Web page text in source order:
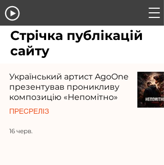
Стрічка публікацій
сайту
Український артист AgoOne
презентував проникливу
композицію «Непомітно»
ПРЕСРЕЛІЗ
16 черв.